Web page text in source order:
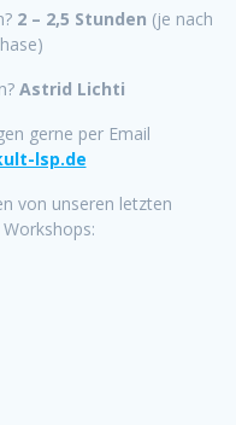
2 – 2,5 Stunden (je nach
Astrid Lichti
gerne per Email
lsp.de
von unseren letzten